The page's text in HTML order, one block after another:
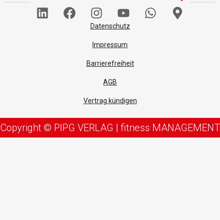
Datenschutz
Impressum
Barrierefreiheit
AGB
Vertrag kündigen
Copyright © PIPG VERLAG | fitness MANAGEMENT